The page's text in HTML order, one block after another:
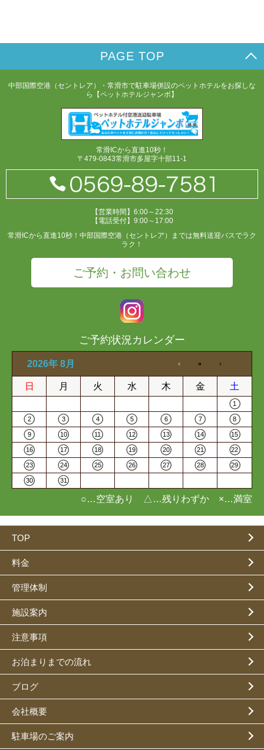
PAGE TOP
中部国際空港（セントレア）・常滑市で駐車場併設のペットホテルをお探しな
ら【ペットホテルジャンボ】
常滑ICから直進10秒！
〒479-0843常滑市多屋字十部11-1
【営業時間】6:00～22:30
【電話受付】9:00～17:00
常滑ICから直進10秒！中部国際空港（セントレア）までは無料送迎バスでラク
ラク！
ご予約・お問い合わせ
ご予約状況カレンダー
2026年 8月
日 月 火 水 木 金 土
1
2 3 4 5 6 7 8
9 10 11 12 13 14 15
16 17 18 19 20 21 22
23 24 25 26 27 28 29
30 31
○…空室あり △…残りわずか ×…満室
TOP
料金
管理体制
施設案内
注意事項
お泊まりまでの流れ
ブログ
会社概要
駐車場のご案内